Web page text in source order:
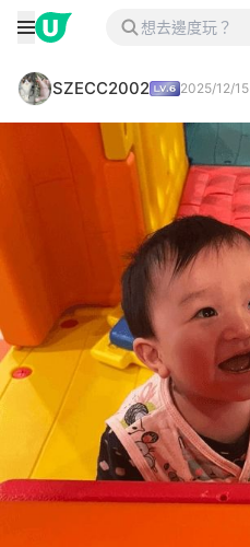
SZECC2002 2025/12/15